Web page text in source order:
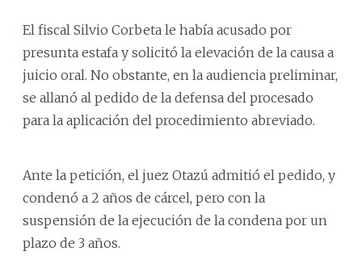
El fiscal Silvio Corbeta le había acusado por
presunta estafa y solicitó la elevación de la causa a
juicio oral. No obstante, en la audiencia preliminar,
se allanó al pedido de la defensa del procesado
para la aplicación del procedimiento abreviado.
Ante la petición, el juez Otazú admitió el pedido, y
condenó a 2 años de cárcel, pero con la
suspensión de la ejecución de la condena por un
plazo de 3 años.